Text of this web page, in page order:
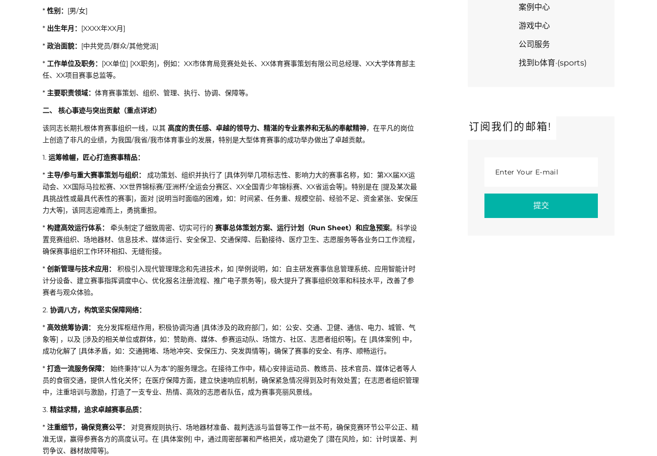
* 性别： [男/女]
* 出生年月： [XXXX年XX月]
* 政治面貌： [中共党员/群众/其他党派]
* 工作单位及职务： [XX单位] [XX职务]，例如：XX市体育局竞赛处处长、XX体育赛事策划有限公司总经理、XX大学体育部主
任、XX项目赛事总监等。
* 主要职责领域： 体育赛事策划、组织、管理、执行、协调、保障等。
二、 核心事迹与突出贡献（重点详述）
该同志长期扎根体育赛事组织一线，以其 高度的责任感、卓越的领导力、精湛的专业素养和无私的奉献精神，在平凡的岗位
上创造了非凡的业绩，为我国/我省/我市体育事业的发展，特别是大型体育赛事的成功举办做出了卓越贡献。
1. 运筹帷幄，匠心打造赛事精品：
* 主导/参与重大赛事策划与组织：
成功策划、组织并执行了 [具体列举几项标志性、影响力大的赛事名称，如：第XX届XX运
动会、XX国际马拉松赛、XX世界锦标赛/亚洲杯/全运会分赛区、XX全国青少年锦标赛、XX省运会等]。特别是在 [提及某次最
具挑战性或最具代表性的赛事]，面对 [说明当时面临的困难，如：时间紧、任务重、规模空前、经验不足、资金紧张、安保压
力大等]，该同志迎难而上，勇挑重担。
* 构建高效运行体系： 牵头制定了细致周密、切实可行的 赛事总体策划方案、运行计划（Run Sheet）和应急预案。科学设
置竞赛组织、场地器材、信息技术、媒体运行、安全保卫、交通保障、后勤接待、医疗卫生、志愿服务等各业务口工作流程，
确保赛事组织工作环环相扣、无缝衔接。
* 创新管理与技术应用：
积极引入现代管理理念和先进技术，如 [举例说明，如：自主研发赛事信息管理系统、应用智能计时
计分设备、建立赛事指挥调度中心、优化报名注册流程、推广电子票务等]，极大提升了赛事组织效率和科技水平，改善了参
赛者与观众体验。
2. 协调八方，构筑坚实保障网络：
* 高效统筹协调：
充分发挥枢纽作用，积极协调沟通 [具体涉及的政府部门，如：公安、交通、卫健、通信、电力、城管、气
象等] ，以及 [涉及的相关单位或群体，如：赞助商、媒体、参赛运动队、场馆方、社区、志愿者组织等]。在 [具体案例] 中，
成功化解了 [具体矛盾，如：交通拥堵、场地冲突、安保压力、突发舆情等]，确保了赛事的安全、有序、顺畅运行。
* 打造一流服务保障：
始终秉持“以人为本”的服务理念。在接待工作中，精心安排运动员、教练员、技术官员、媒体记者等人
员的食宿交通，提供人性化关怀；在医疗保障方面，建立快速响应机制，确保紧急情况得到及时有效处置；在志愿者组织管理
中，注重培训与激励，打造了一支专业、热情、高效的志愿者队伍，成为赛事亮丽风景线。
3. 精益求精，追求卓越赛事品质：
* 注重细节，确保竞赛公平：
对竞赛规则执行、场地器材准备、裁判选派与监督等工作一丝不苟，确保竞赛环节公平公正、精
准无误，赢得参赛各方的高度认可。在 [具体案例] 中，通过周密部署和严格把关，成功避免了 [潜在风险，如：计时误差、判
罚争议、器材故障等]。
案例中心
游戏中心
公司服务
找到b体育·(sports)
订阅我们的邮箱!
Enter Your E-mail
提交